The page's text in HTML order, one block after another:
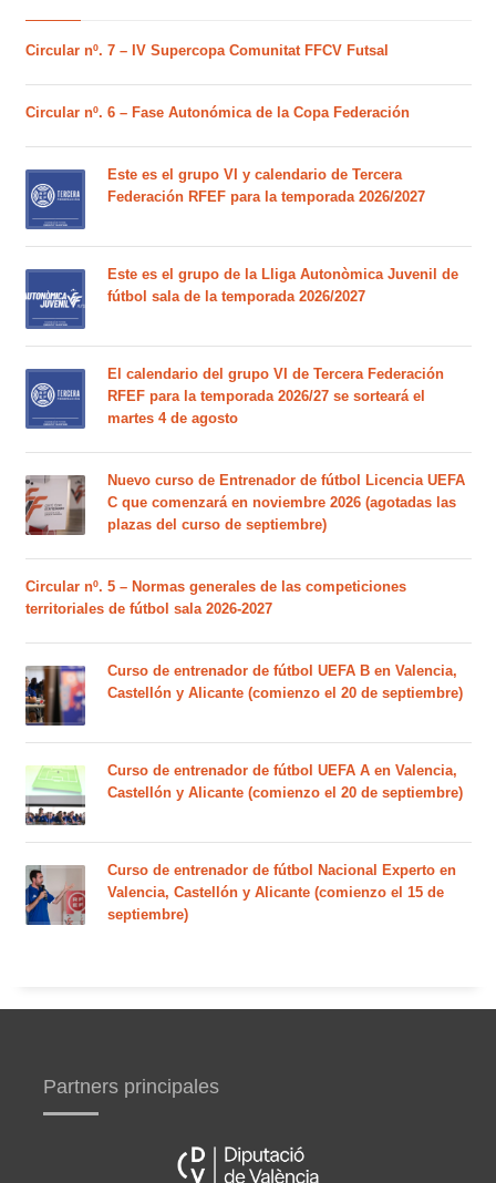
Circular nº. 7 – IV Supercopa Comunitat FFCV Futsal
Circular nº. 6 – Fase Autonómica de la Copa Federación
Este es el grupo VI y calendario de Tercera
Federación RFEF para la temporada 2026/2027
Este es el grupo de la Lliga Autonòmica Juvenil de
fútbol sala de la temporada 2026/2027
El calendario del grupo VI de Tercera Federación
RFEF para la temporada 2026/27 se sorteará el
martes 4 de agosto
Nuevo curso de Entrenador de fútbol Licencia UEFA
C que comenzará en noviembre 2026 (agotadas las
plazas del curso de septiembre)
Circular nº. 5 – Normas generales de las competiciones
territoriales de fútbol sala 2026-2027
Curso de entrenador de fútbol UEFA B en Valencia,
Castellón y Alicante (comienzo el 20 de septiembre)
Curso de entrenador de fútbol UEFA A en Valencia,
Castellón y Alicante (comienzo el 20 de septiembre)
Curso de entrenador de fútbol Nacional Experto en
Valencia, Castellón y Alicante (comienzo el 15 de
septiembre)
Partners principales